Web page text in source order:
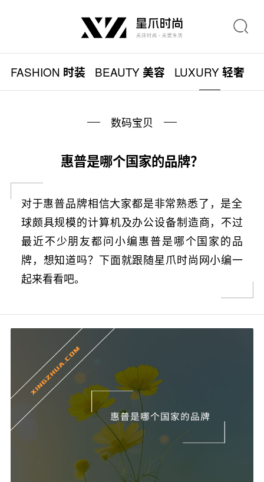
FASHION 时装 BEAUTY美容 LUXURY轻奢
数码宝贝
惠普是哪个国家的品牌？
对于惠普品牌相信大家都是非常熟悉了，是全
球颇具规模的计算机及办公设备制造商，不过
最近不少朋友都问小编惠普是哪个国家的品
牌，想知道吗？下面就跟随星爪时尚网小编一
起来看看吧。